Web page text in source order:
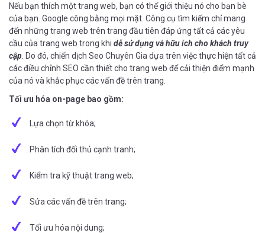
Nếu bạn thích một trang web, bạn có thể giới thiệu nó cho bạn bè
của bạn. Google công bằng mọi mặt. Công cụ tìm kiếm chỉ mang
đến những trang web trên trang đầu tiên đáp ứng tất cả các yêu
cầu của trang web trong khi dễ sử dụng và hữu ích cho khách truy
cập . Do đó, chiến dịch Seo Chuyên Gia dựa trên việc thực hiện tất cả
các điều chỉnh SEO cần thiết cho trang web để cải thiện điểm mạnh
của nó và khắc phục các vấn đề trên trang.
Tối ưu hóa on-page bao gồm:
Lựa chọn từ khóa;
Phân tích đối thủ cạnh tranh;
Kiểm tra kỹ thuật trang web;
Sửa các vấn đề trên trang;
Tối ưu hóa nội dung;